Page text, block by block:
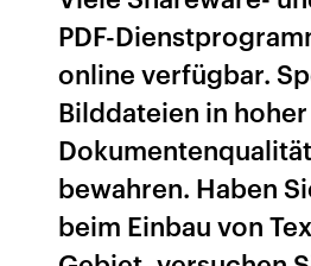
PDF-
online verfügbar.
Bilddateien in
bewahren. Haben
beim Einbau von